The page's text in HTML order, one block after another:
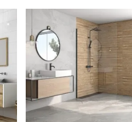
5.00de 5